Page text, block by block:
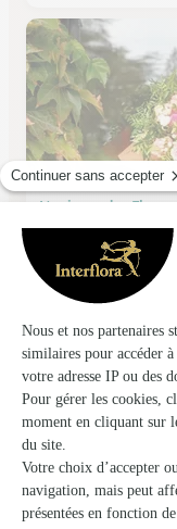
L’univers des Fleurs
Villers Outreaux
★★★★4.6 (43)
5, rue Gambetta
Voir la boutique